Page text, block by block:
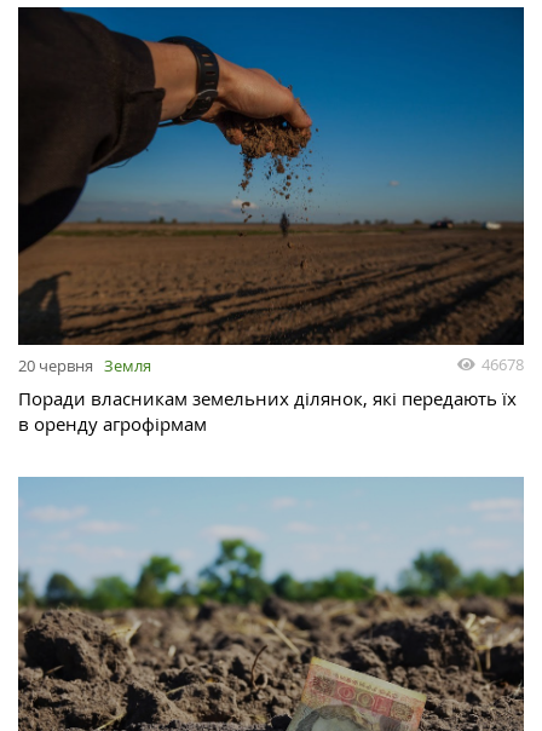
20 червня Земля 46678
Поради власникам земельних ділянок, які передають їх
в оренду агрофірмам